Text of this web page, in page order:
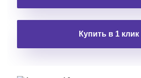
Купить в 1 клик